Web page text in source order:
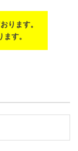
ります。
す。